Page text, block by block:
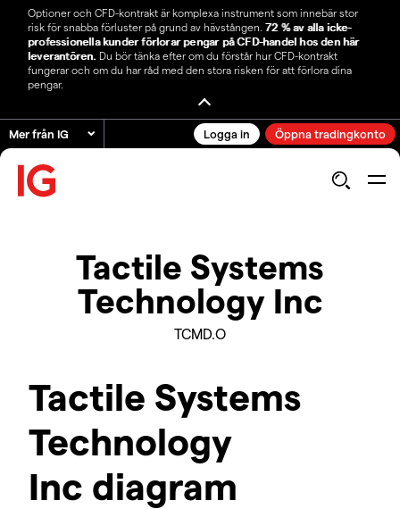
Optioner och CFD-kontrakt är komplexa instrument som innebär stor
risk för snabba förluster på grund av hävstången. 72 % av alla icke-
professionella kunder förlorar pengar på CFD-handel hos den här
leverantören. Du bör tänka efter om du förstår hur CFD-kontrakt
fungerar och om du har råd med den stora risken för att förlora dina
pengar.
Mer från IG Logga in Öppna tradingkonto
Tactile Systems
Technology Inc
TCMD.O
Tactile Systems
Technology
Inc diagram